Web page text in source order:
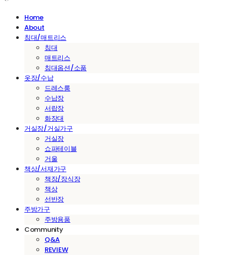
Home
About
침대/매트리스
침대
매트리스
침대옵션/소품
옷장/수납
드레스룸
수납장
서랍장
화장대
거실장/거실가구
거실장
쇼파테이블
거울
책상/서재가구
책장/장식장
책상
선반장
주방가구
주방용품
Community
Q&A
REVIEW